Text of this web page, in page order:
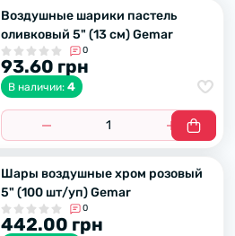
Воздушные шарики пастель
оливковый 5" (13 см) Gemar
0
93.60 грн
В наличии: 4
Шары воздушные хром розовый
5" (100 шт/уп) Gemar
0
442.00 грн